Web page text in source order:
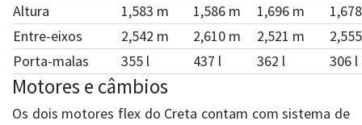
Altura
1,583 m 1,586 m 1,696 m
Entre-eixos
2,542 m 2,610 m 2,521 m
Porta-malas
355 l 437 l 362 l 306 l
Motores e câmbios
Os dois motores flex do Creta contam com sistema de